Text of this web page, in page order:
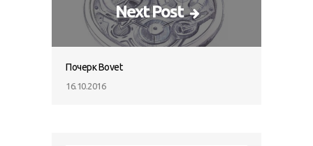
Next Post
Почерк Bovet
16.10.2016